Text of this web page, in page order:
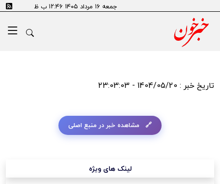
جمعه ۱۶ مرداد ۱۴۰۵ ۱۲:۴۶ ب ظ
تاریخ خبر : 1404/05/20 - 23:03:03
مشاهده خبر در منبع اصلی
لینک های ویژه